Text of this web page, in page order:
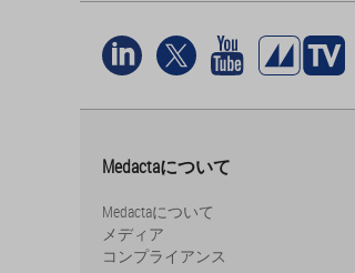
Medactaについて
Medactaについて
メディア
コンプライアンス